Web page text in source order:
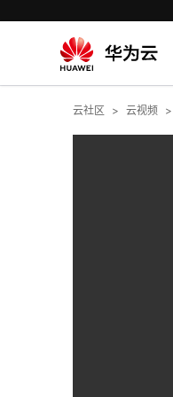
云社区 云视频